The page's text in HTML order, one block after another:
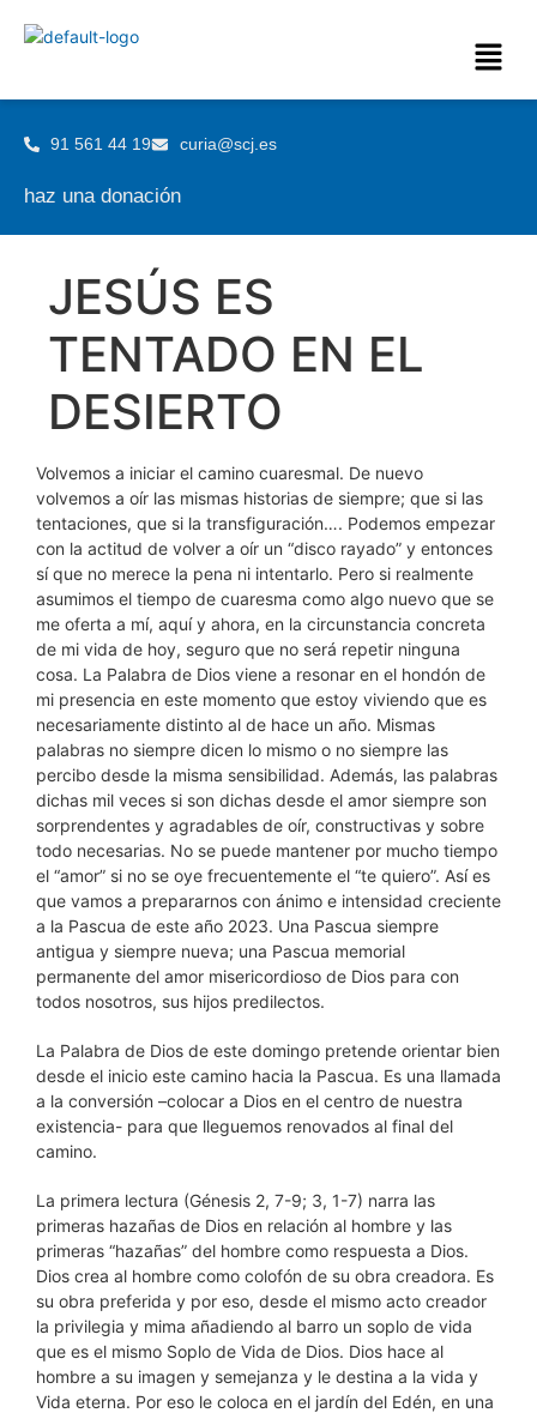
91 561 44 19 curia@scj.es
haz una donación
JESÚS ES
TENTADO EN EL
DESIERTO
Volvemos a iniciar el camino cuaresmal. De nuevo
volvemos a oír las mismas historias de siempre; que si las
tentaciones, que si la transfiguración…. Podemos empezar
con la actitud de volver a oír un “disco rayado” y entonces
sí que no merece la pena ni intentarlo. Pero si realmente
asumimos el tiempo de cuaresma como algo nuevo que se
me oferta a mí, aquí y ahora, en la circunstancia concreta
de mi vida de hoy, seguro que no será repetir ninguna
cosa. La Palabra de Dios viene a resonar en el hondón de
mi presencia en este momento que estoy viviendo que es
necesariamente distinto al de hace un año. Mismas
palabras no siempre dicen lo mismo o no siempre las
percibo desde la misma sensibilidad. Además, las palabras
dichas mil veces si son dichas desde el amor siempre son
sorprendentes y agradables de oír, constructivas y sobre
todo necesarias. No se puede mantener por mucho tiempo
el “amor” si no se oye frecuentemente el “te quiero”. Así es
que vamos a prepararnos con ánimo e intensidad creciente
a la Pascua de este año 2023. Una Pascua siempre
antigua y siempre nueva; una Pascua memorial
permanente del amor misericordioso de Dios para con
todos nosotros, sus hijos predilectos.
La Palabra de Dios de este domingo pretende orientar bien
desde el inicio este camino hacia la Pascua. Es una llamada
a la conversión –colocar a Dios en el centro de nuestra
existencia- para que lleguemos renovados al final del
camino.
La primera lectura (Génesis 2, 7-9; 3, 1-7) narra las
primeras hazañas de Dios en relación al hombre y las
primeras “hazañas” del hombre como respuesta a Dios.
Dios crea al hombre como colofón de su obra creadora. Es
su obra preferida y por eso, desde el mismo acto creador
la privilegia y mima añadiendo al barro un soplo de vida
que es el mismo Soplo de Vida de Dios. Dios hace al
hombre a su imagen y semejanza y le destina a la vida y
Vida eterna. Por eso le coloca en el jardín del Edén, en una